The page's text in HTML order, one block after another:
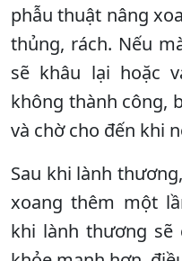
phẫu thuật nâng
thủng, rách. Nếu
sẽ khâu lại hoặc
không thành công,
và chờ cho đến khi
Sau khi lành
xoang thêm một
khi lành thương sẽ